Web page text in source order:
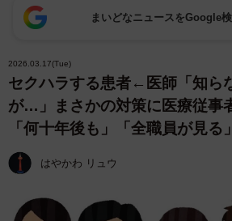
まいどなニュースをGoogle
2026.03.17(Tue)
セクハラする患者←医師「知ら
が…」まさかの対策に医療従事
「何十年後も」「全職員が見る」
はやかわ リュウ